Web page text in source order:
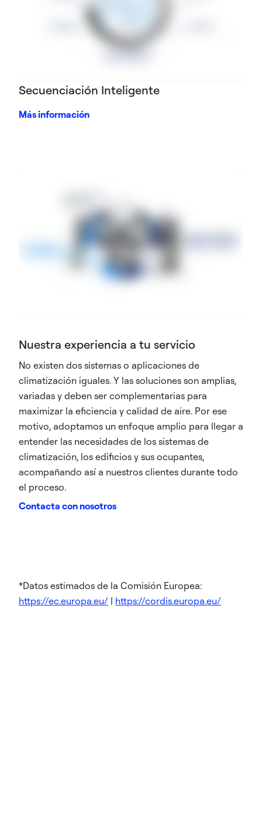
Secuenciación Inteligente
Más información
Nuestra experiencia a tu servicio
No existen dos sistemas o aplicaciones de
climatización iguales. Y las soluciones son amplias,
variadas y deben ser complementarias para
maximizar la eficiencia y calidad de aire. Por ese
motivo, adoptamos un enfoque amplio para llegar a
entender las necesidades de los sistemas de
climatización, los edificios y sus ocupantes,
acompañando así a nuestros clientes durante todo
el proceso.
Contacta con nosotros
*Datos estimados de la Comisión Europea:
https://ec.europa.eu/ | https://cordis.europa.eu/